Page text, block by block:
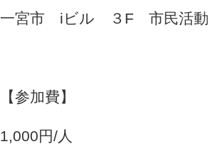
一宮市 iビル ３F 市民活動
【参加費】
1,000円/人